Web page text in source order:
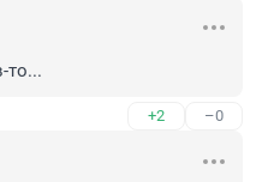
то...
+2 –0